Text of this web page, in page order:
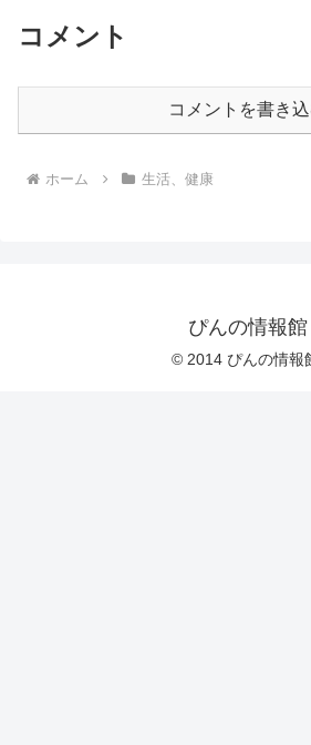
コメント
コメントを書き
ホーム 生活、健康
ぴんの情報館
© 2014 ぴんの情報